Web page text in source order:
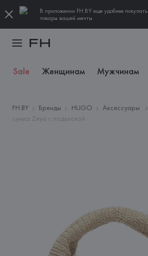
В приложении FH.BY еще удобнее покупать
товары вашей мечты
Sale Женщинам Мужчинам
FH.BY Бренды HUGO Аксессуары
сумка Zeya с подвеской